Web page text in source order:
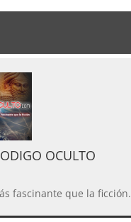
OCULTO
fascinante que la ficción.